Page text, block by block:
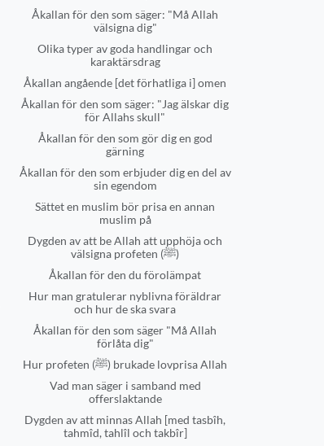
Åkallan för den som säger: "Må Allah
välsigna dig"
Olika typer av goda handlingar och
karaktärsdrag
Åkallan angående [det förhatliga i] omen
Åkallan för den som säger: "Jag älskar dig
för Allahs skull"
Åkallan för den som gör dig en god
gärning
Åkallan för den som erbjuder dig en del av
sin egendom
Sättet en muslim bör prisa en annan
muslim på
Dygden av att be Allah att upphöja och
välsigna profeten (ﷺ)
Åkallan för den du förolämpat
Hur man gratulerar nyblivna föräldrar
och hur de ska svara
Åkallan för den som säger "Må Allah
förlåta dig"
Hur profeten (ﷺ) brukade lovprisa Allah
Vad man säger i samband med
offerslaktande
Dygden av att minnas Allah [med tasbîh,
tahmîd, tahlîl och takbîr]